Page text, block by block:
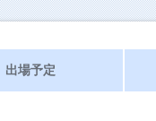
出場予定